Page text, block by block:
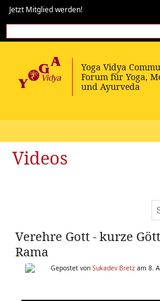
Jetzt Mitglied werden!
Videos
Verehre Gott - kurze
Rama
Gepostet von Sukadev Bretz am 8.